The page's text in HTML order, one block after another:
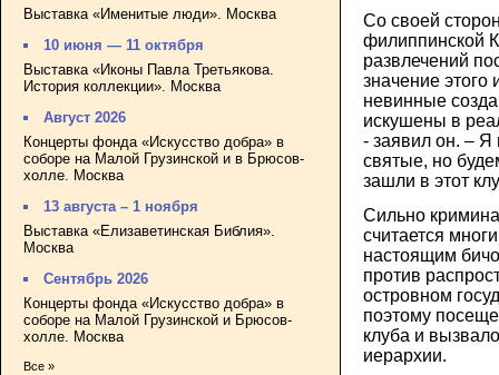
Выставка «Именитые люди». Москва
10 июня — 11 октября
Выставка «Иконы Павла Третьякова.
История коллекции». Москва
Август 2026
Концерты фонда «Искусство добра» в
соборе на Малой Грузинской и в Брюсов-
холле. Москва
13 августа – 1 ноября
Выставка «Елизаветинская Библия».
Москва
Сентябрь 2026
Концерты фонда «Искусство добра» в
соборе на Малой Грузинской и Брюсов-
холле. Москва
Все »
Со своей
филиппинской
развлечений
значение
невинные
искушены в
- заявил он. – Я
святые, но
зашли в этот
Сильно
считается
настоящим
против
островном
поэтому
клуба и
иерархии.